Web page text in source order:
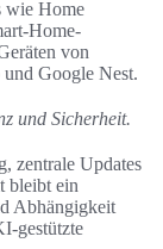
wie Home
Home-
von
Google Nest.
und Sicherheit.
zentrale Updates
bleibt ein
Abhängigkeit
gestützte